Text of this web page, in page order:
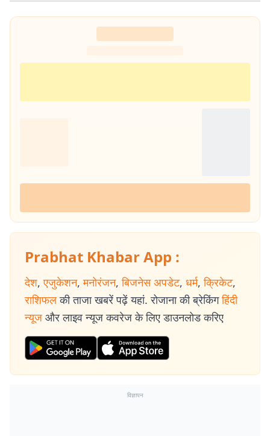
Prabhat Khabar App :
देश, एजुकेशन, मनोरंजन, बिजनेस अपडेट, धर्म, क्रिकेट,
राशिफल की ताजा खबरें पढ़ें यहां. रोजाना की ब्रेकिंग हिंदी
न्यूज और लाइव न्यूज कवरेज के लिए डाउनलोड करिए
विज्ञापन